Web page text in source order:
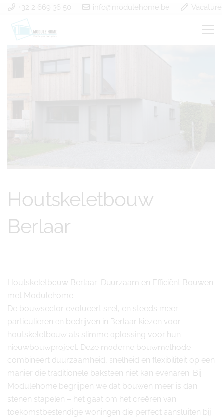
+32 2 669 36 50 info@modulehome.be
Houtskeletbouw
Berlaar
Houtskeletbouw Berlaar: Duurzaam en Efficiënt Bouwen
met Modulehome
De bouwsector evolueert snel, en steeds meer
particulieren en bedrijven in Berlaar kiezen voor
houtskeletbouw als slimme oplossing voor hun
nieuwbouwproject. Deze moderne bouwmethode
combineert duurzaamheid, snelheid en flexibiliteit op een
manier die traditionele baksteen niet kan evenaren. Bij
Modulehome begrijpen we dat bouwen meer is dan
stenen stapelen – het gaat om het creëren van
toekomstbestendige woningen die perfect aansluiten bij